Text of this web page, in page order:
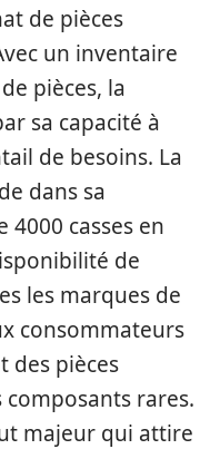
de pièces
un inventaire
pièces, la
sa capacité à
de besoins. La
dans sa
casses en
de
les marques de
consommateurs
des pièces
composants rares.
majeur qui attire